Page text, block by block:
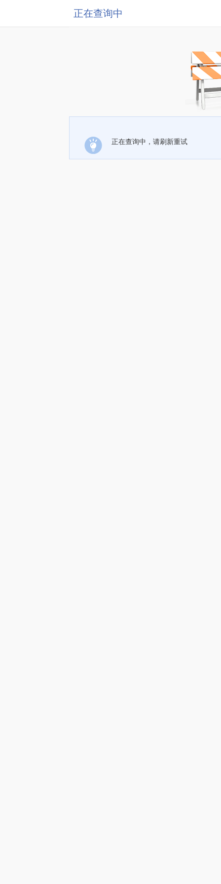
正在查询中
正在查询中，请刷新重试